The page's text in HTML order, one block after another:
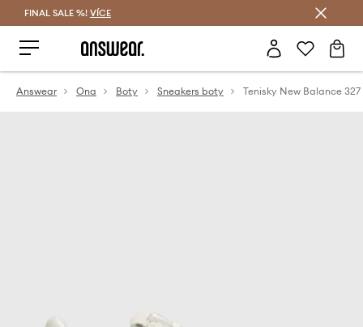
FINAL SALE %! VÍCE
Answear Ona Boty Sneakers boty Tenisky New Balance 327